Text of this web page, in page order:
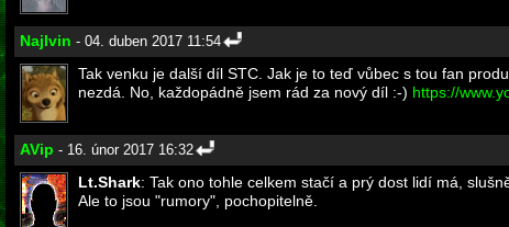
Najlvin - 04. duben 2017 11:54
Tak venku je další díl STC. Jak je to teď vůbec s tou fan
nezdá. No, každopádně jsem rád za nový díl :-) https://
AVip - 16. únor 2017 16:32
Lt.Shark: Tak ono tohle celkem stačí a prý dost lidí má,
Ale to jsou "rumory", pochopitelně.